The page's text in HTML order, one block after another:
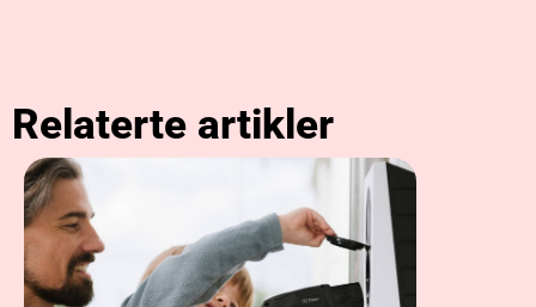
Relaterte artikler